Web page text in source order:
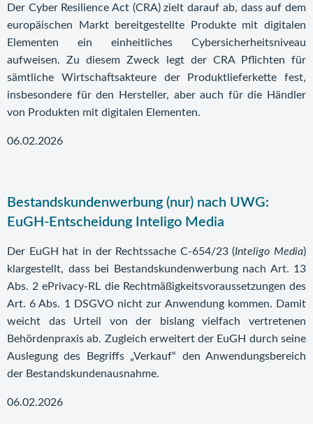
Der Cyber Resilience Act (CRA) zielt darauf ab, dass auf dem
europäischen Markt bereitgestellte Produkte mit digitalen
Elementen ein einheitliches Cybersicherheitsniveau
aufweisen. Zu diesem Zweck legt der CRA Pflichten für
sämtliche Wirtschaftsakteure der Produktlieferkette fest,
insbesondere für den Hersteller, aber auch für die Händler
von Produkten mit digitalen Elementen.
06.02.2026
Bestandskundenwerbung (nur) nach UWG:
EuGH-Entscheidung Inteligo Media
Der EuGH hat in der Rechtssache C-654/23 (Inteligo Media)
klargestellt, dass bei Bestandskundenwerbung nach Art. 13
Abs. 2 ePrivacy-RL die Rechtmäßigkeitsvoraussetzungen des
Art. 6 Abs. 1 DSGVO nicht zur Anwendung kommen. Damit
weicht das Urteil von der bislang vielfach vertretenen
Behördenpraxis ab. Zugleich erweitert der EuGH durch seine
Auslegung des Begriffs „Verkauf“ den Anwendungsbereich
der Bestandskundenausnahme.
06.02.2026